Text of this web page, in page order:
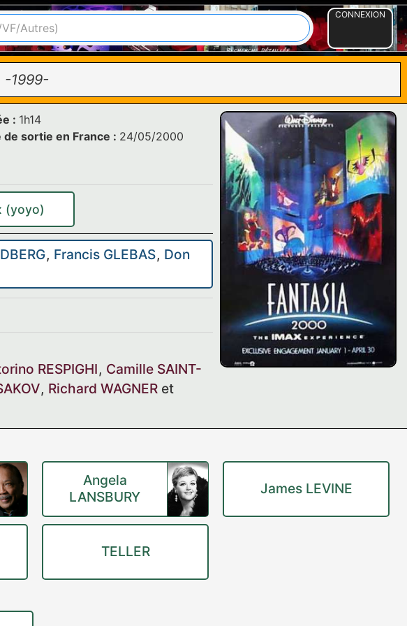
CONNEXION
-1999-
: 1h14
de sortie en France : 24/05/2000
(yoyo)
, Francis GLEBAS, Don
RESPIGHI, Camille SAINT-
, Richard WAGNER et
Angela
LANSBURY
James LEVINE
TELLER